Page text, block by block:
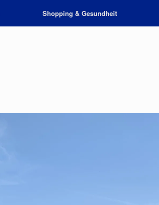
Shopping & Gesundheit